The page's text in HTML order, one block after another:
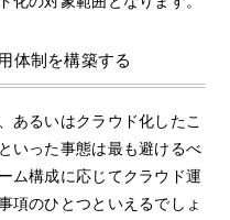
体制を構築する
あるいはクラウド化したこ
いった事態は最も避けるべ
ム構成に応じてクラウド運
項のひとつといえるでしょ